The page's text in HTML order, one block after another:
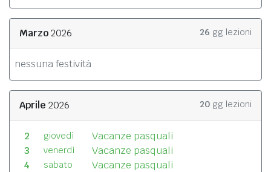
Marzo2026 26 gg lezioni
nessuna festività
Aprile 2026 20 gg lezioni
2 giovedì
Vacanze pasquali
3
venerdì
Vacanze pasquali
4
sabato
Vacanze pasquali